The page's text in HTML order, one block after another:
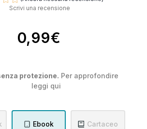
Scrivi una recensione
0,99€
protezione. Per approfondire
leggi qui
Ebook
Cartaceo